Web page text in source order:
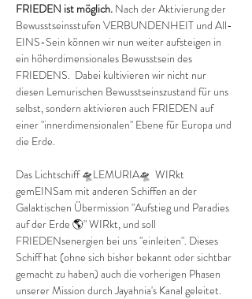
FRIEDEN ist möglich. Nach der Aktivierung der
Bewusstseinsstufen VERBUNDENHEIT und All-
EINS-Sein können wir nun weiter aufsteigen in
ein höherdimensionales Bewusstsein des
FRIEDENS.  Dabei kultivieren wir nicht nur
diesen Lemurischen Bewusstseinszustand für uns
selbst, sondern aktivieren auch FRIEDEN auf
einer "innerdimensionalen" Ebene für Europa und
die Erde.
Das Lichtschiff 🛸LEMURIA🛸  WIRkt
gemEINSam mit anderen Schiffen an der
Galaktischen Übermission "Aufstieg und Paradies
auf der Erde 🌎" WIRkt, und soll
FRIEDENsenergien bei uns "einleiten". Dieses
Schiff hat (ohne sich bisher bekannt oder sichtbar
gemacht zu haben) auch die vorherigen Phasen
unserer Mission durch Jayahnia's Kanal geleitet.